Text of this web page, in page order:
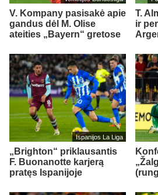
V. Kompany pasisakė apie
gandus dėl M. Olise
ateities „Bayern“ gretose
T.
ir
Ispanijos La Liga
„Brighton“ priklausantis
F. Buonanotte karjerą
pratęs Ispanijoje